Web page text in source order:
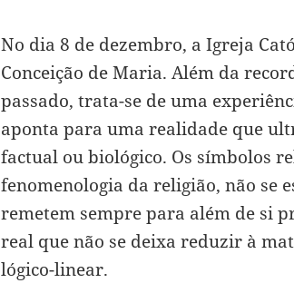
No dia 8 de dezembro, a Igreja
Conceição de Maria. Além da
passado, trata-se de uma
aponta para uma realidade que
factual ou biológico. Os símbolos
fenomenologia da religião, não se
remetem sempre para além de si
real que não se deixa reduzir à
lógico-linear.